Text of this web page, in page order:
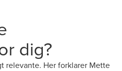
dig?
Her forklarer Mette